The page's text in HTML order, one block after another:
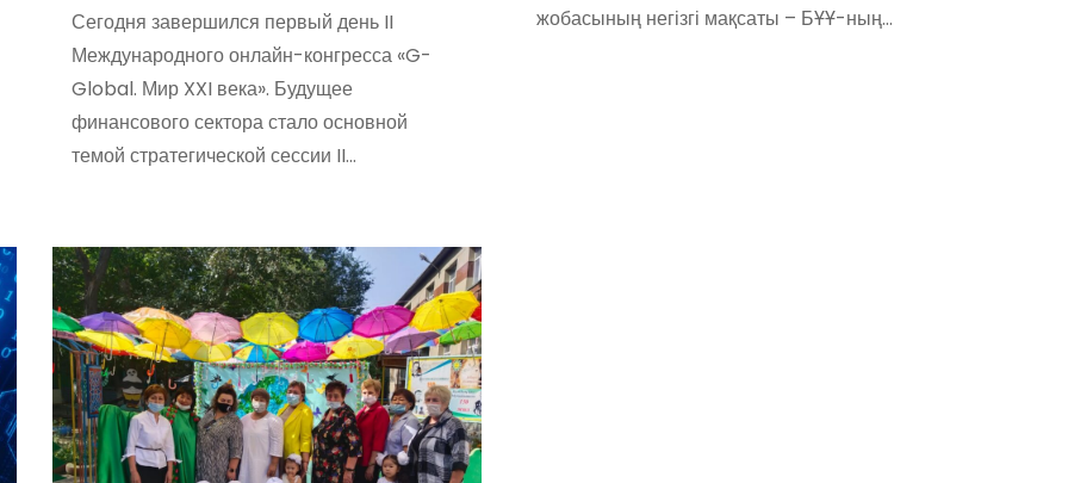
Сегодня завершился первый день II
Международного онлайн-конгресса «G-
Global. Мир XXI века». Будущее
финансового сектора стало основной
темой стратегической сессии II…
жобасының негізгі мақсаты – БҰҰ-ның…